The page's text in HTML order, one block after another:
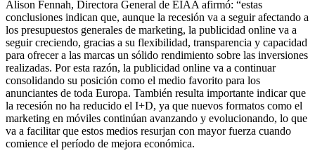
Alison Fennah, Directora General de EIAA afirmó: “estas
conclusiones indican que, aunque la recesión va a seguir afectando a
los presupuestos generales de marketing, la publicidad online va a
seguir creciendo, gracias a su flexibilidad, transparencia y capacidad
para ofrecer a las marcas un sólido rendimiento sobre las inversiones
realizadas. Por esta razón, la publicidad online va a continuar
consolidando su posición como el medio favorito para los
anunciantes de toda Europa. También resulta importante indicar que
la recesión no ha reducido el I+D, ya que nuevos formatos como el
marketing en móviles continúan avanzando y evolucionando, lo que
va a facilitar que estos medios resurjan con mayor fuerza cuando
comience el período de mejora económica.